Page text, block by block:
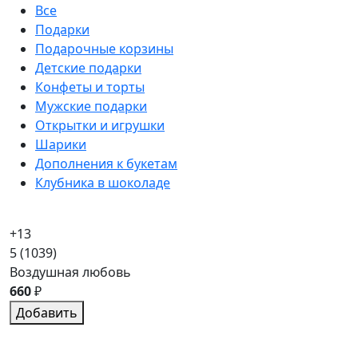
Все
Подарки
Подарочные корзины
Детские подарки
Конфеты и торты
Мужские подарки
Открытки и игрушки
Шарики
Дополнения к букетам
Клубника в шоколаде
+13
5(1039)
Воздушная любовь
660₽
Добавить